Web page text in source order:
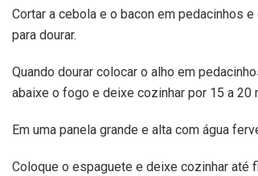
Cortar a cebola e o bacon em pedacinhos
para dourar.
Quando dourar colocar o alho em
abaixe o fogo e deixe cozinhar por 15 a 20
Em uma panela grande e alta com água
Coloque o espaguete e deixe cozinhar até